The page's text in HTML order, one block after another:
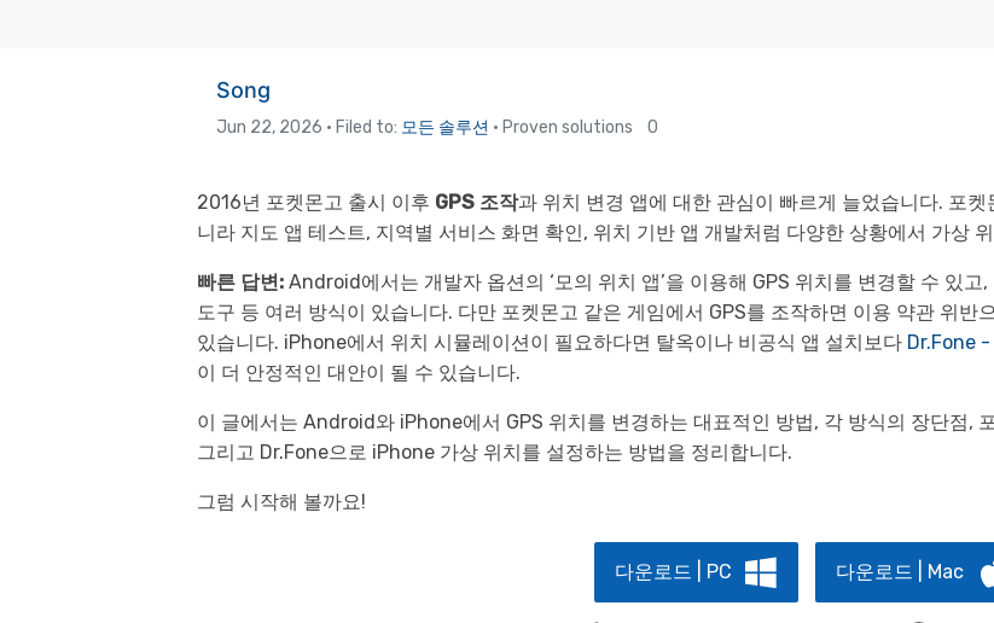
온라인 무료 체험하기
Song
Jun 22, 2026 • Filed to: 모든 솔루션 • Proven solutions 0
2016년 포켓몬고 출시 이후 GPS 조작과 위치 변경 앱에 대한 관심이 빠르게 늘었습니다. 포
니라 지도 앱 테스트, 지역별 서비스 화면 확인, 위치 기반 앱 개발처럼 다양한 상황에서 가상
빠른 답변: Android에서는 개발자 옵션의 ‘모의 위치 앱’을 이용해 GPS 위치를 변경할 수 있고
도구 등 여러 방식이 있습니다. 다만 포켓몬고 같은 게임에서 GPS를 조작하면 이용 약관 위반
있습니다. iPhone에서 위치 시뮬레이션이 필요하다면 탈옥이나 비공식 앱 설치보다 Dr.Fone
이 더 안정적인 대안이 될 수 있습니다.
이 글에서는 Android와 iPhone에서 GPS 위치를 변경하는 대표적인 방법, 각 방식의 장단점,
그리고 Dr.Fone으로 iPhone 가상 위치를 설정하는 방법을 정리합니다.
그럼 시작해 볼까요!
다운로드 | PC 다운로드 | Mac